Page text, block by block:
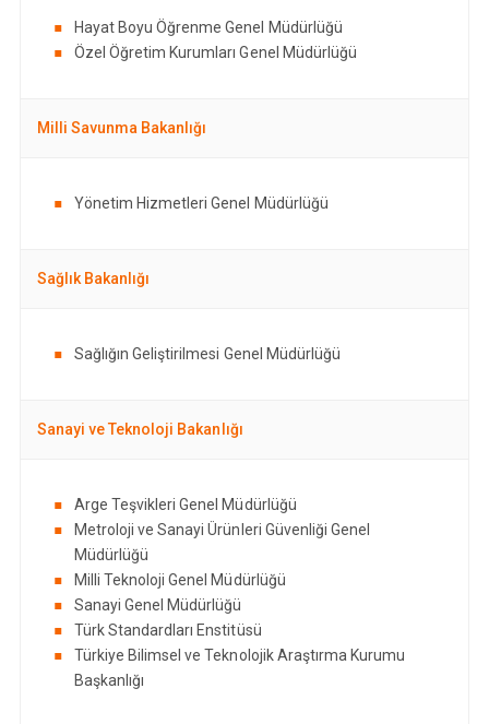
Hayat Boyu Öğrenme Genel Müdürlüğü
Özel Öğretim Kurumları Genel Müdürlüğü
Milli Savunma Bakanlığı
Yönetim Hizmetleri Genel Müdürlüğü
Sağlık Bakanlığı
Sağlığın Geliştirilmesi Genel Müdürlüğü
Sanayi ve Teknoloji Bakanlığı
Arge Teşvikleri Genel Müdürlüğü
Metroloji ve Sanayi Ürünleri Güvenliği Genel
Müdürlüğü
Milli Teknoloji Genel Müdürlüğü
Sanayi Genel Müdürlüğü
Türk Standardları Enstitüsü
Türkiye Bilimsel ve Teknolojik Araştırma Kurumu
Başkanlığı